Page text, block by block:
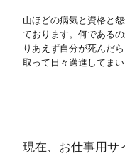
山ほどの病気と資格と
ております。何である
りあえず自分が死んだ
取って日々邁進してまい
現在、お仕事用サ